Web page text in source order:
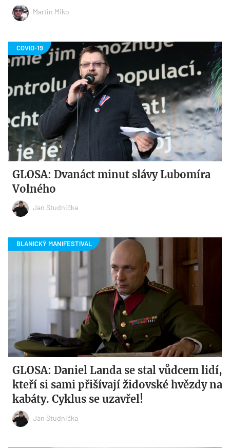
Martin Miko
GLOSA: Dvanáct minut slávy Lubomíra
Volného
Jan Studnička
GLOSA: Daniel Landa se stal vůdcem lidí,
kteří si sami přišívají židovské hvězdy na
kabáty. Cyklus se uzavřel!
Jan Studnička